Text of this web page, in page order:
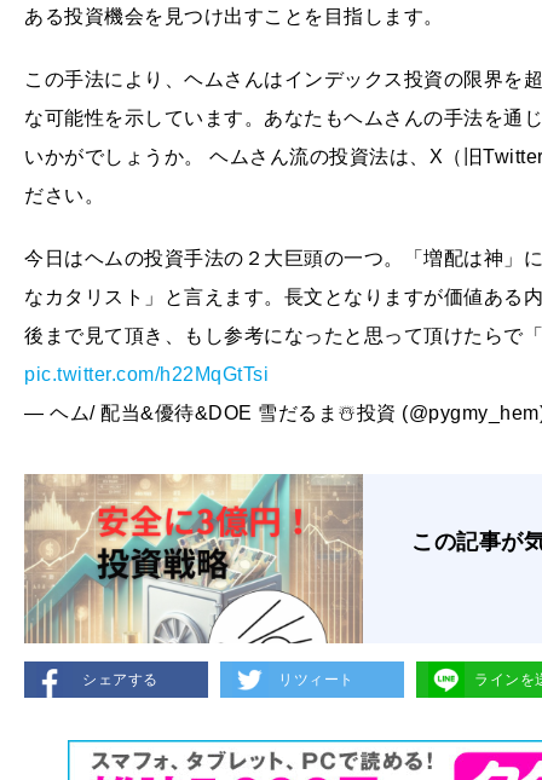
ある投資機会を見つけ出すことを目指します。
この手法により、ヘムさんはインデックス投資の限界を
な可能性を示しています。あなたもヘムさんの手法を通
いかがでしょうか。 ヘムさん流の投資法は、X（旧
ださい。
今日はヘムの投資手法の２大巨頭の一つ。「増配は神
なカタリスト」と言えます。長文となりますが価値ある
後まで見て頂き、もし参考になったと思って頂けたらで
pic.twitter.com/h22MqGtTsi
— ヘム/ 配当&優待&DOE 雪だるま☃️投資
この記事が
シェアする リツィート ラインを